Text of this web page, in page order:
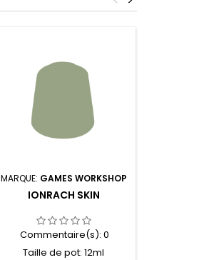
MARQUE: GAMES WORKSHOP
IONRACH SKIN
Commentaire(s): 0
Taille de pot: 12ml